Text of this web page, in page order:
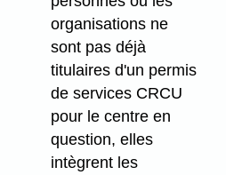
organisations ne
sont pas déjà
titulaires d'un permis
de services CRCU
pour le centre en
question, elles
intègrent les